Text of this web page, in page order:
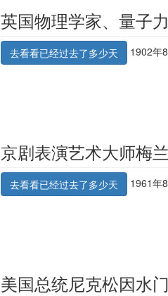
英国物理学家、量子
去看看已经过去了多少天 1902年
京剧表演艺术大师梅
去看看已经过去了多少天 1961年
美国总统尼克松因水